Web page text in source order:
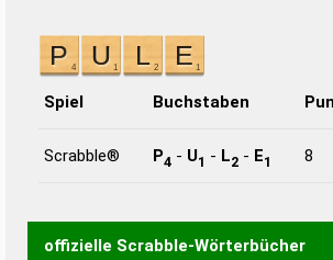
Spiel Buchstaben
Scrabble® P4 - U1 - L2 - E1 8
offizielle Scrabble-Wörterbücher